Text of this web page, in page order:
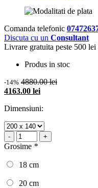
Comanda telefonic
Discuta cu un Consultant
Livrare gratuita peste 500 lei
Produs in stoc
-14% 4880.00 lei
4163.00 lei
Dimensiuni:
- +
Grosime *
18 cm
20 cm